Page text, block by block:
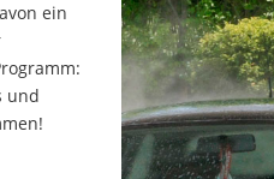
ein
und